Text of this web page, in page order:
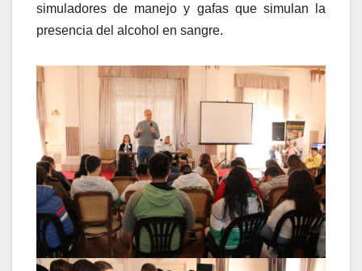
simuladores de manejo y gafas que simulan la
presencia del alcohol en sangre.